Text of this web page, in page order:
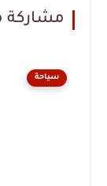
مشاركة
سياحة